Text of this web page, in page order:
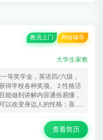
教员上门 网络辅导
大学生家教
等奖学金，英语四/六级，
得学校各种奖项。 2.性格活
能做到讲解内容通俗易懂，
以改变身边人的性格；喜......
查看简历